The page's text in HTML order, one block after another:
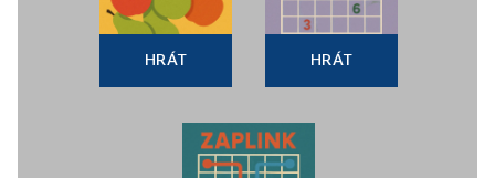
HRÁT HRÁT